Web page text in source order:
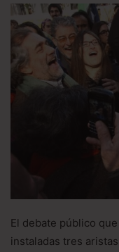
El debate público
instaladas tres